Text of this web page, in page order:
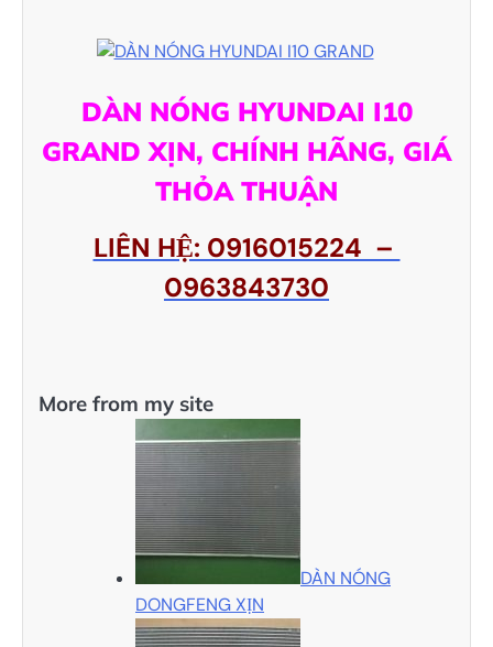
DÀN NÓNG HYUNDAI I10
GRAND XỊN, CHÍNH HÃNG, GIÁ
THỎA THUẬN
LIÊN HỆ: 0916015224 –
0963843730
More from my site
DÀN NÓNG
DONGFENG XỊN